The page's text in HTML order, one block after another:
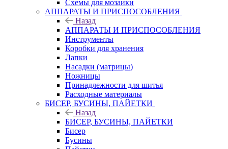
Схемы для мозаики
АППАРАТЫ И ПРИСПОСОБЛЕНИЯ
Назад
АППАРАТЫ И ПРИСПОСОБЛЕНИЯ
Инструменты
Коробки для хранения
Лапки
Насадки (матрицы)
Ножницы
Принадлежности для шитья
Расходные материалы
БИСЕР, БУСИНЫ, ПАЙЕТКИ
Назад
БИСЕР, БУСИНЫ, ПАЙЕТКИ
Бисер
Бусины